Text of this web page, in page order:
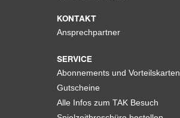
KONTAKT
Ansprechpartner
SERVICE
Abonnements und Vorteilskarten
Gutscheine
Alle Infos zum TAK Besuch